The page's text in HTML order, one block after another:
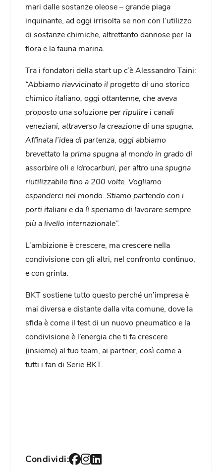
mari dalle sostanze oleose – grande piaga
inquinante, ad oggi irrisolta se non con l’utilizzo
di sostanze chimiche, altrettanto dannose per la
flora e la fauna marina.
Tra i fondatori della start up c’è Alessandro Taini:
“Abbiamo riavvicinato il progetto di uno storico
chimico italiano, oggi ottantenne, che aveva
proposto una soluzione per ripulire i canali
veneziani, attraverso la creazione di una spugna.
Affinata l’idea di partenza, oggi abbiamo
brevettato la prima spugna al mondo in grado di
assorbireoli e idrocarburi, per altro una spugna
riutilizzabile fino a 200 volte. Vogliamo
espanderci nel mondo. Stiamo partendo con i
porti italiani e da lì speriamo di lavorare sempre
più a livello internazionale”.
L’ambizione è crescere, ma crescere nella
condivisione con gli altri, nel confronto continuo,
e con grinta.
BKT sostiene tutto questo perché un’impresa è
mai diversa e distante dalla vita comune, dove la
sfida è come il test di un nuovo pneumatico e la
condivisione è l’energia che ti fa crescere
(insieme) al tuo team, ai partner, così come a
tutti i fan di Serie BKT.
Condividi: